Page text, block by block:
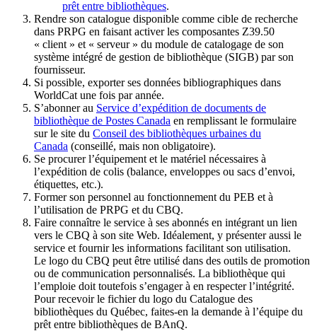
prêt entre bibliothèques.
Rendre son catalogue disponible comme cible de recherche
dans PRPG en faisant activer les composantes Z39.50
« client » et « serveur » du module de catalogage de son
système intégré de gestion de bibliothèque (SIGB) par son
fournisseur.
Si possible, exporter ses données bibliographiques dans
WorldCat une fois par année.
S’abonner au Service d’expédition de documents de
bibliothèque de Postes Canada en remplissant le formulaire
sur le site du Conseil des bibliothèques urbaines du
Canada (conseillé, mais non obligatoire).
Se procurer l’équipement et le matériel nécessaires à
l’expédition de colis (balance, enveloppes ou sacs d’envoi,
étiquettes, etc.).
Former son personnel au fonctionnement du PEB et à
l’utilisation de PRPG et du CBQ.
Faire connaître le service à ses abonnés en intégrant un lien
vers le CBQ à son site Web. Idéalement, y présenter aussi le
service et fournir les informations facilitant son utilisation.
Le logo du CBQ peut être utilisé dans des outils de promotion
ou de communication personnalisés. La bibliothèque qui
l’emploie doit toutefois s’engager à en respecter l’intégrité.
Pour recevoir le fichier du logo du Catalogue des
bibliothèques du Québec, faites-en la demande à l’équipe du
prêt entre bibliothèques de BAnQ.